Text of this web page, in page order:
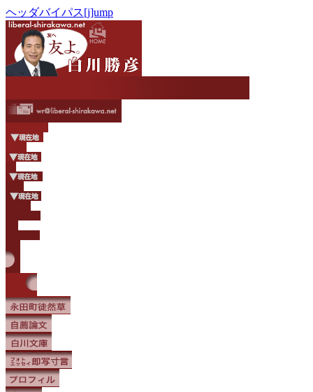
ヘッダバイパス[j]ump